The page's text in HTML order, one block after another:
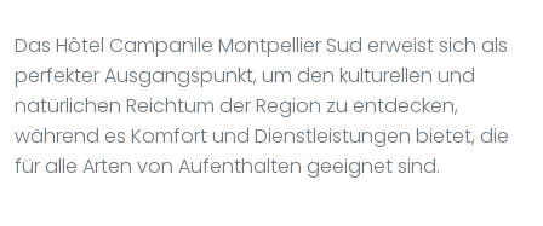
Das Hôtel Campanile Montpellier Sud erweist sich als
perfekter Ausgangspunkt, um den kulturellen und
natürlichen Reichtum der Region zu entdecken,
während es Komfort und Dienstleistungen bietet, die
für alle Arten von Aufenthalten geeignet sind.